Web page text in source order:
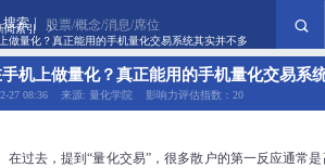
闻索引
做量化？真正能用的手机量化交易系统其实并不多
搜索 股票/概念/消息/席位
机上做量化？真正能用的手机量化交易系
27 08:36 来源: 量化学院 影响力评估指数：20
在过去，提到“量化交易”，很多散户的第一反应通常